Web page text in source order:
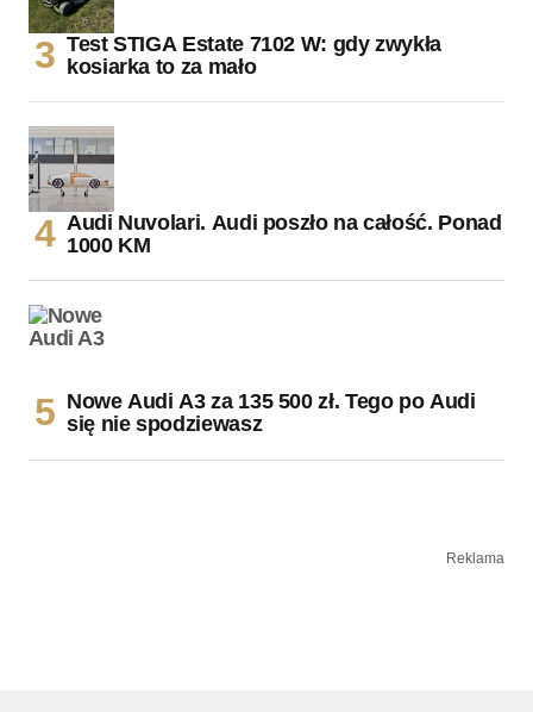
Test STIGA Estate 7102 W: gdy zwykła
kosiarka to za mało
Audi Nuvolari. Audi poszło na całość. Ponad
1000 KM
Nowe Audi A3 za 135 500 zł. Tego po Audi
się nie spodziewasz
Reklama